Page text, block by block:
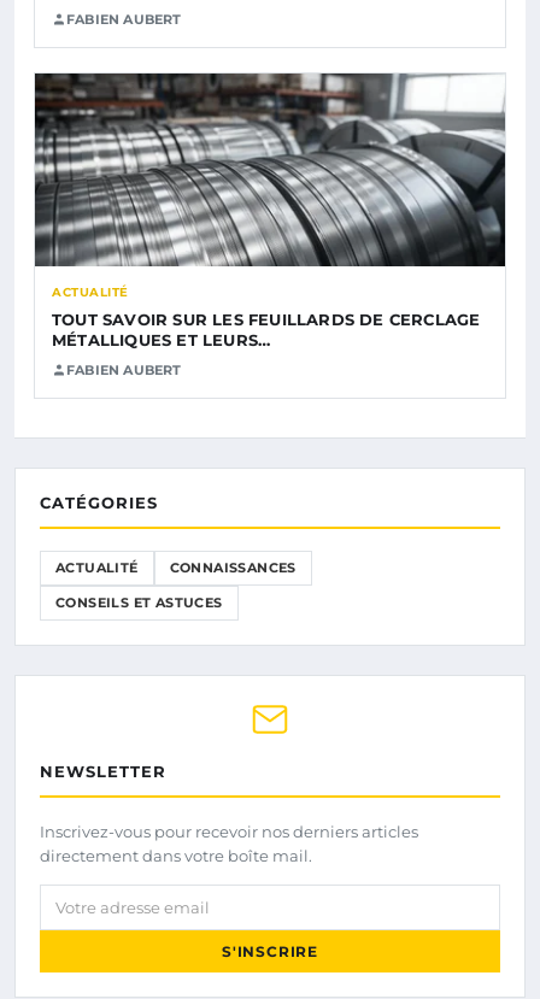
FABIEN AUBERT
ACTUALITÉ
TOUT SAVOIR SUR LES FEUILLARDS DE CERCLAGE
MÉTALLIQUES ET LEURS…
FABIEN AUBERT
CATÉGORIES
ACTUALITÉ CONNAISSANCES
CONSEILS ET ASTUCES
NEWSLETTER
Inscrivez-vous pour recevoir nos derniers articles
directement dans votre boîte mail.
Votre adresse email
S'INSCRIRE